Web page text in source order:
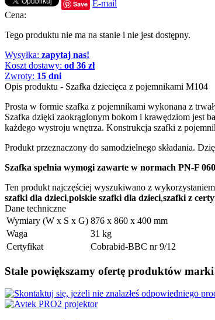
Save E-mail
Cena:
Tego produktu nie ma na stanie i nie jest dostępny.
Wysyłka: zapytaj nas!
Koszt dostawy: od 36 zł
Zwroty: 15 dni
Opis produktu - Szafka dziecięca z pojemnikami M104
Prosta w formie szafka z pojemnikami wykonana z
Szafka dzięki zaokrąglonym bokom i krawędziom jest
każdego wystroju wnętrza. Konstrukcja szafki z
Produkt przeznaczony do samodzielnego składania.
Szafka spełnia wymogi zawarte w normach PN-F
Ten produkt najczęściej wyszukiwano z
szafki dla dzieci,polskie szafki dla dzieci,szafki z
Dane techniczne
Wymiary (W x S x G) 876 x 860 x 400 mm
Waga
31 kg
Certyfikat
Cobrabid-BBC nr 9/12
Stale powiększamy ofertę produktów marki